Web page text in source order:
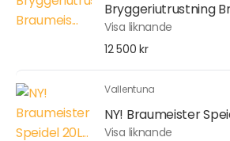
Bryggeriutrustning
Visa liknande
12 500 kr
Vallentuna
NY! Braumeister
Visa liknande